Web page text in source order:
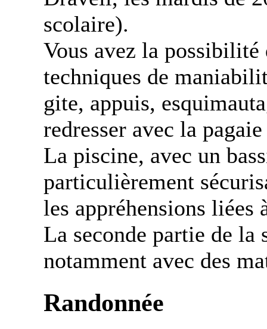
scolaire).
Vous avez la
techniques de
gite, appuis,
redresser avec la
La piscine, avec un
particulièrement
les appréhensions liées
La seconde partie de la
notamment avec des
Randonnée